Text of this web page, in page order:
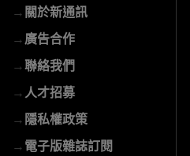
E-
mail
→關於新通訊
→廣告合作
→聯絡我們
→ 人才招募
→隱私權政策
→電子版雜誌訂閱